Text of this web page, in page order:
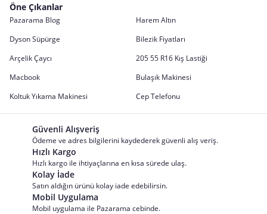
Öne Çıkanlar
Pazarama Blog
Harem Altın
Dyson Süpürge
Bilezik Fiyatları
Arçelik Çaycı
205 55 R16 Kış Lastiği
Macbook
Bulaşık Makinesi
Koltuk Yıkama Makinesi
Cep Telefonu
Güvenli Alışveriş
Ödeme ve adres bilgilerini kaydederek güvenli alış veriş.
Hızlı Kargo
Hızlı kargo ile ihtiyaçlarına en kısa sürede ulaş.
Kolay İade
Satın aldığın ürünü kolay iade edebilirsin.
Mobil Uygulama
Mobil uygulama ile Pazarama cebinde.